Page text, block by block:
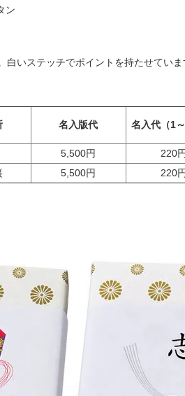
ン
いステッチでポイントを持たせていま
名入版代 名入代（1～
5,500円 220円
5,500円 220円